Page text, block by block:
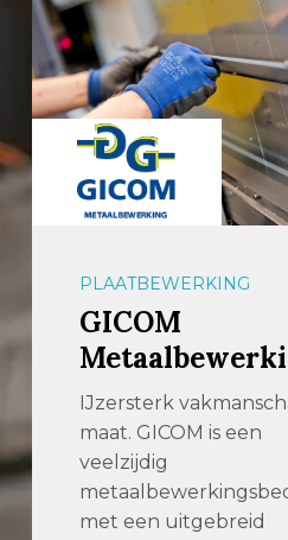
PLAATBEWERKING
GICOM
IJzersterk
maat. GICOM is een
veelzijdig
met een uitgebreid